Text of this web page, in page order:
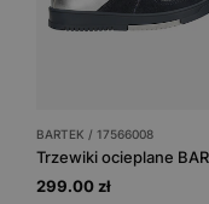
BARTEK / 17566008
299.00 zł